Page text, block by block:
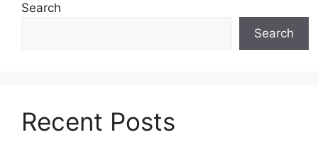
Search
Search
Recent Posts